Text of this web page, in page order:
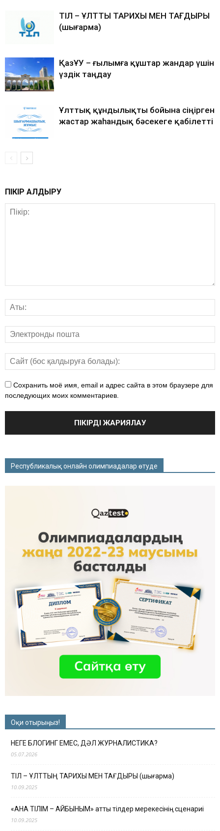
ТІЛ – ҰЛТТЫҢ ТАРИХЫ МЕН ТАҒДЫРЫ
(шығарма)
ҚазҰУ – ғылымға құштар жандар үшін
үздік таңдау
Ұлттық құндылықты бойына сіңірген
жастар жаһандық бәсекеге қабілетті
ПІКІР ҚАЛДЫРУ
Сохранить моё имя, email и адрес сайта в этом браузере для
последующих моих комментариев.
Республикалық онлайн олимпиадалар өтуде
Оқи отырыңыз!
НЕГЕ БЛОГИНГ ЕМЕС, ДӘЛ ЖУРНАЛИСТИКА?
05.07.2026
ТІЛ – ҰЛТТЫҢ ТАРИХЫ МЕН ТАҒДЫРЫ (шығарма)
10.09.2025
«АНА ТІЛІМ – АЙБЫНЫМ» атты тілдер мерекесінің сценариі
10.09.2025